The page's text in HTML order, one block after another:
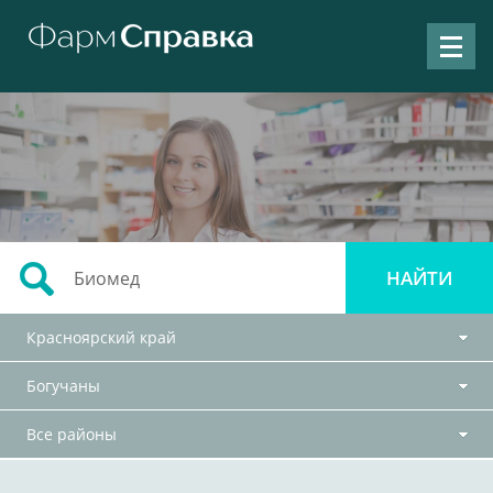
Красноярский край
Богучаны
Все районы